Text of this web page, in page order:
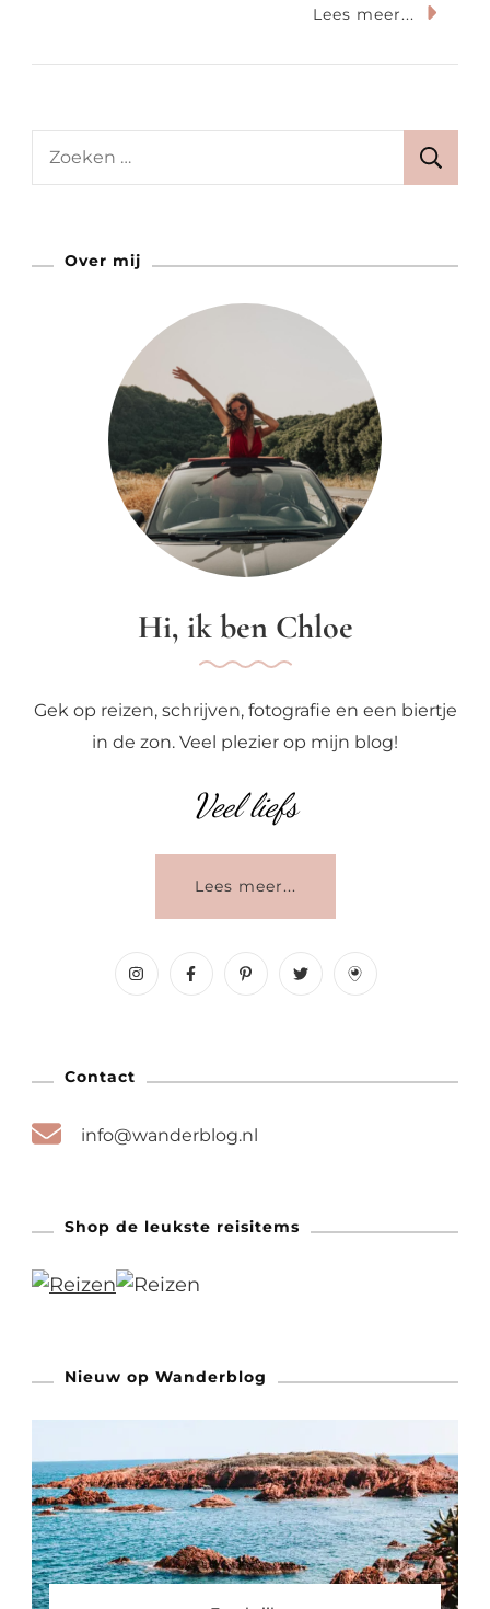
Suppen
Trend
Lees meer...
Zoeken
Over mij
Hi, ik ben Chloe
Gek op reizen, schrijven, fotografie en een biertje
in de zon. Veel plezier op mijn blog!
Veel liefs
Lees meer...
Contact
info@wanderblog.nl
Shop de leukste reisitems
Nieuw op Wanderblog